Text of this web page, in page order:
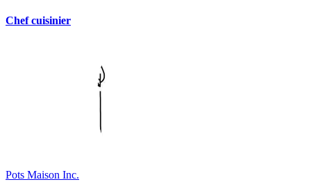
Chef cuisinier
Pots Maison Inc.